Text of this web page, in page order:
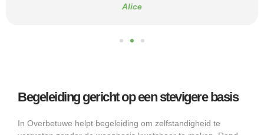
Alice
Begeleiding gericht op een stevigere basis
In Overbetuwe helpt begeleiding om zelfstandigheid te